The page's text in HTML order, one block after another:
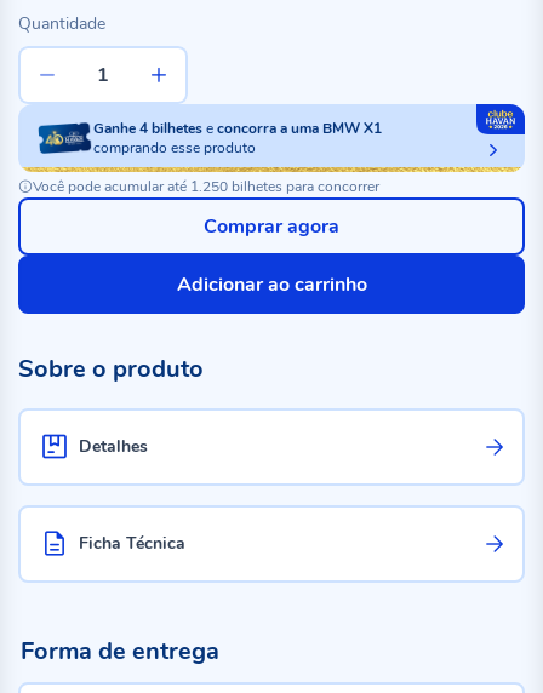
Quantidade
Ganhe4bilheteseconcorra a uma BMW X1
comprando esse produto
Você pode acumular até 1.250 bilhetes para concorrer
Adicionar ao carrinho
Comprar agora
Sobre o produto
Detalhes
Ficha Técnica
Forma de entrega